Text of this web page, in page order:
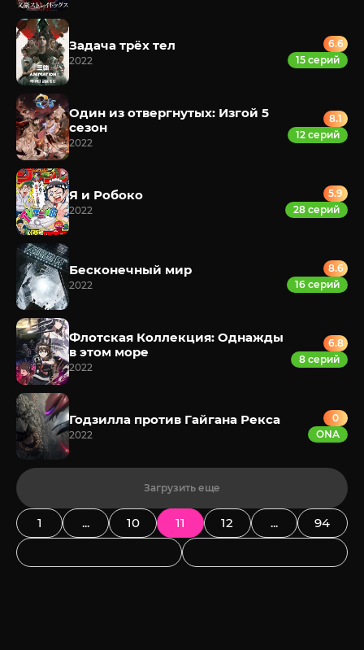
Задача трёх тел
2022
6.6
15 серий
Один из отвергнутых: Изгой 5
сезон
2022
8.1
12 серий
Я и Робоко
2022
5.9
28 серий
Бесконечный мир
2022
8.6
16 серий
Флотская Коллекция: Однажды
в этом море
2022
6.8
8 серий
Годзилла против Гайгана Рекса
2022
0
ONA
Загрузить еще
1 ... 10 11 12 ... 94